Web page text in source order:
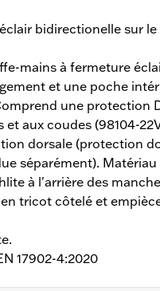
bidirectionelle sur le
mains à fermeture
et une poche
une protection
aux coudes (98104-
dorsale (protection
séparément). Matériau
à l'arrière des
tricot côtelé et
17902-4:2020